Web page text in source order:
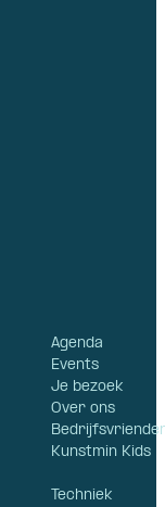
Agenda
Events
Je bezoek
Over ons
Kunstmin Kids
Techniek